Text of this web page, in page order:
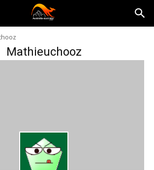
Mathieuchooz